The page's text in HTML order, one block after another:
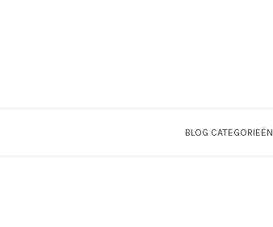
BLOG CATEGORIEËN